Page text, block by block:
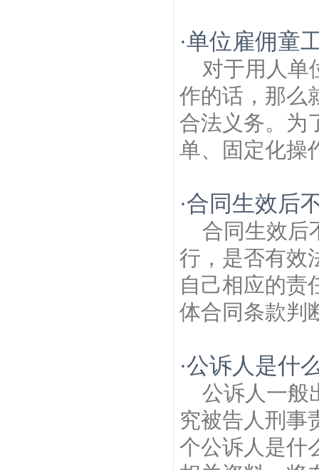
·单位雇佣童
对于用人单
作的话，那么
合法义务。为
单、固定化操
·合同生效后
合同生效后
行，是否有效
自己相应的责
体合同条款判
·公诉人是什
公诉人一般
究被告人刑事
个公诉人是什